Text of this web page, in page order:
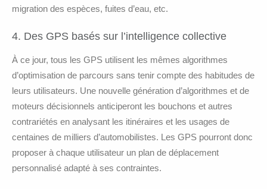
migration des espèces, fuites d’eau, etc.
4. Des GPS basés sur l’intelligence collective
À ce jour, tous les GPS utilisent les mêmes algorithmes
d’optimisation de parcours sans tenir compte des habitudes de
leurs utilisateurs. Une nouvelle génération d’algorithmes et de
moteurs décisionnels anticiperont les bouchons et autres
contrariétés en analysant les itinéraires et les usages de
centaines de milliers d’automobilistes. Les GPS pourront donc
proposer à chaque utilisateur un plan de déplacement
personnalisé adapté à ses contraintes.